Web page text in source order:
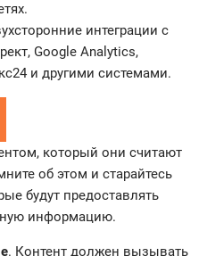
интеграции с
Google Analytics,
и другими системами.
который они считают
об этом и старайтесь
будут предоставлять
информацию.
. Контент должен вызывать